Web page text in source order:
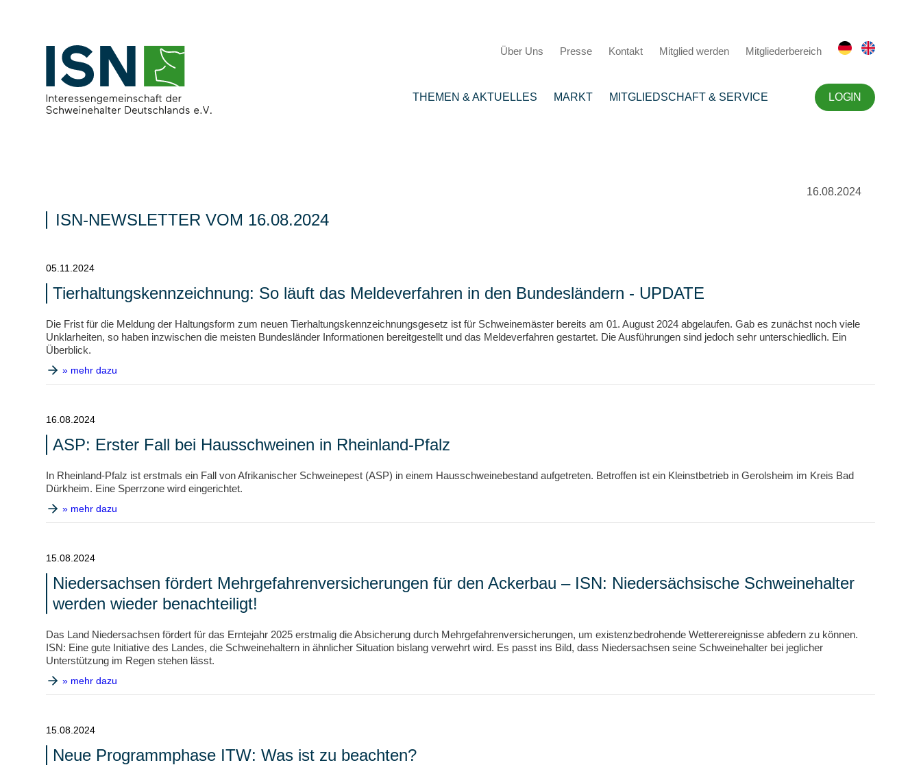
Über Uns Presse Kontakt Mitglied werden Mitgliederbereich
THEMEN & AKTUELLES MARKT MITGLIEDSCHAFT & SERVICE LOGIN
16.08.2024
ISN-NEWSLETTER VOM 16.08.2024
05.11.2024
Tierhaltungskennzeichnung: So läuft das Meldeverfahren in den Bundesländern - UPDATE
Die Frist für die Meldung der Haltungsform zum neuen Tierhaltungskennzeichnungsgesetz ist für Schweinemäster bereits am 01. August 2024 abgelaufen. Gab es zunächst noch viele
Unklarheiten, so haben inzwischen die meisten Bundesländer Informationen bereitgestellt und das Meldeverfahren gestartet. Die Ausführungen sind jedoch sehr unterschiedlich. Ein
Überblick.
» mehr dazu
16.08.2024
ASP: Erster Fall bei Hausschweinen in Rheinland-Pfalz
In Rheinland-Pfalz ist erstmals ein Fall von Afrikanischer Schweinepest (ASP) in einem Hausschweinebestand aufgetreten. Betroffen ist ein Kleinstbetrieb in Gerolsheim im Kreis Bad
Dürkheim. Eine Sperrzone wird eingerichtet.
» mehr dazu
15.08.2024
Niedersachsen fördert Mehrgefahrenversicherungen für den Ackerbau – ISN: Niedersächsische Schweinehalter
werden wieder benachteiligt!
Das Land Niedersachsen fördert für das Erntejahr 2025 erstmalig die Absicherung durch Mehrgefahrenversicherungen, um existenzbedrohende Wetterereignisse abfedern zu können.
ISN: Eine gute Initiative des Landes, die Schweinehaltern in ähnlicher Situation bislang verwehrt wird. Es passt ins Bild, dass Niedersachsen seine Schweinehalter bei jeglicher
Unterstützung im Regen stehen lässt.
» mehr dazu
15.08.2024
Neue Programmphase ITW: Was ist zu beachten?